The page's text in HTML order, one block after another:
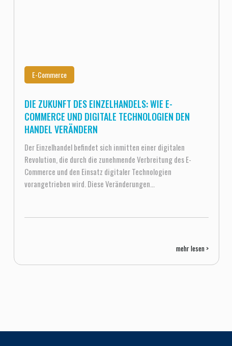
E-Commerce
DIE ZUKUNFT DES EINZELHANDELS: WIE E-
COMMERCE UND DIGITALE TECHNOLOGIEN DEN
HANDEL VERÄNDERN
Der Einzelhandel befindet sich inmitten einer digitalen
Revolution, die durch die zunehmende Verbreitung des E-
Commerce und den Einsatz digitaler Technologien
vorangetrieben wird. Diese Veränderungen...
mehr lesen >